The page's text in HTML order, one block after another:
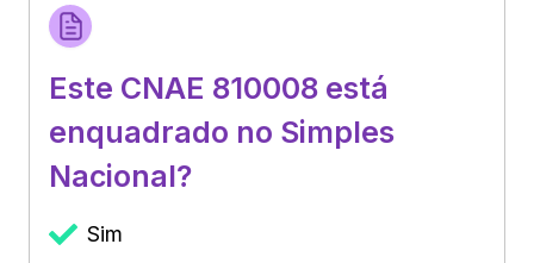
Este CNAE 810008 está
enquadrado no Simples
Nacional?
Sim